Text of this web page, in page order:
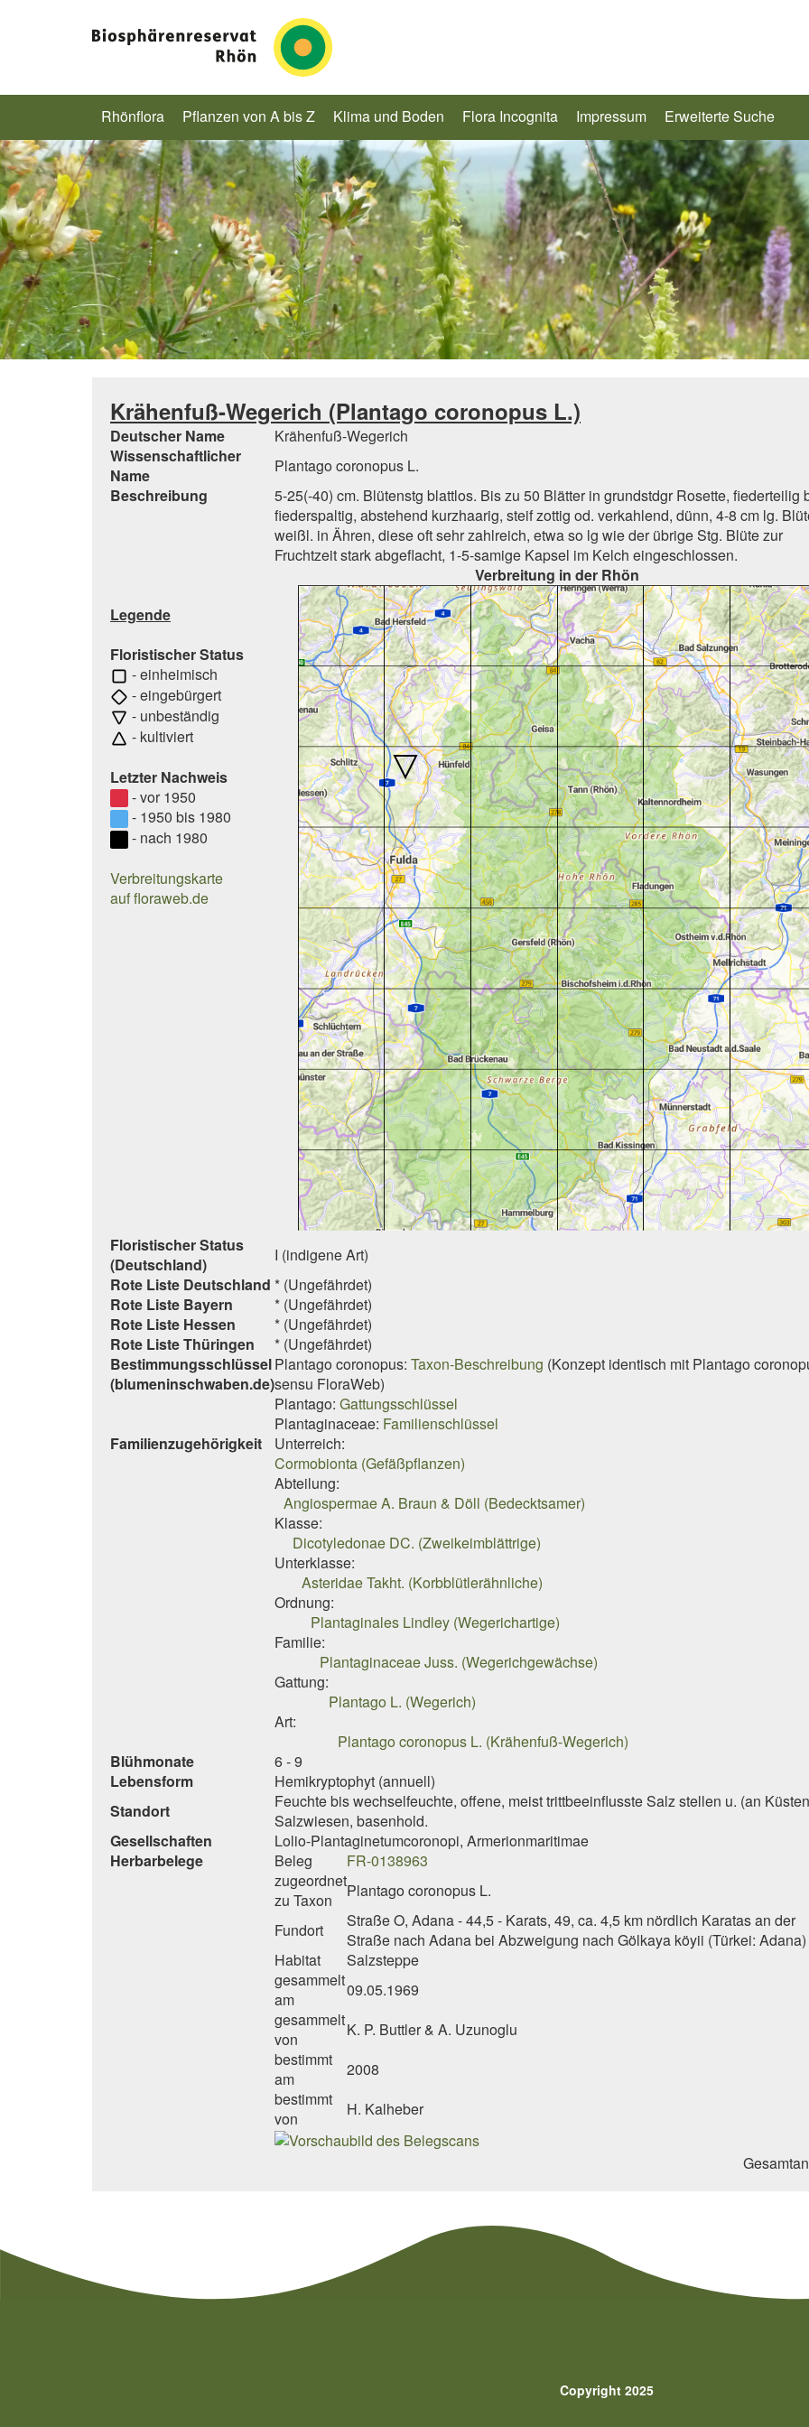
Rhönflora Pflanzen von A bis Z Klima und Boden Flora Incognita Impressum Erweiterte Suche
Krähenfuß-Wegerich (Plantago coronopus L.)
Deutscher Name
Krähenfuß-Wegerich
Wissenschaftlicher
Name
Plantago coronopus L.
Beschreibung
5-25(-40) cm. Blütenstg blattlos. Bis zu 50 Blätter in grundstdgr Rosette, fiederteilig
fiederspaltig, abstehend kurzhaarig, steif zottig od. verkahlend, dünn, 4-8 cm lg.
weißl. in Ähren, diese oft sehr zahlreich, etwa so lg wie der übrige Stg. Blüte zur
Fruchtzeit stark abgeflacht, 1-5-samige Kapsel im Kelch eingeschlossen.
Verbreitung in der Rhön
Legende
Floristischer Status
- einheimisch
- eingebürgert
- unbeständig
- kultiviert
Letzter Nachweis
- vor 1950
- 1950 bis 1980
- nach 1980
Verbreitungskarte
auf floraweb.de
Floristischer Status
(Deutschland)
I (indigene Art)
Rote Liste Deutschland * (Ungefährdet)
Rote Liste Bayern
* (Ungefährdet)
Rote Liste Hessen
* (Ungefährdet)
Rote Liste Thüringen
* (Ungefährdet)
Bestimmungsschlüssel
(blumeninschwaben.de)
Plantago coronopus: Taxon-Beschreibung (Konzept identisch mit Plantago
sensu FloraWeb)
Plantago: Gattungsschlüssel
Plantaginaceae: Familienschlüssel
Familienzugehörigkeit
Unterreich:
Cormobionta (Gefäßpflanzen)
Abteilung:
Angiospermae A. Braun & Döll (Bedecktsamer)
Klasse:
Dicotyledonae DC. (Zweikeimblättrige)
Unterklasse:
Asteridae Takht. (Korbblütlerähnliche)
Ordnung:
Plantaginales Lindley (Wegerichartige)
Familie:
Plantaginaceae Juss. (Wegerichgewächse)
Gattung:
Plantago L. (Wegerich)
Art:
Plantago coronopus L. (Krähenfuß-Wegerich)
Blühmonate
6 - 9
Lebensform
Hemikryptophyt (annuell)
Standort
Feuchte bis wechselfeuchte, offene, meist trittbeeinflusste Salz stellen u. (an
Salzwiesen, basenhold.
Gesellschaften
Lolio-Plantaginetumcoronopi, Armerionmaritimae
Herbarbelege
Beleg
FR-0138963
zugeordnet
zu Taxon
Plantago coronopus L.
Fundort
Straße O, Adana - 44,5 - Karats, 49, ca. 4,5 km nördlich Karatas an der
Straße nach Adana bei Abzweigung nach Gölkaya köyii (Türkei: Adana)
Habitat
Salzsteppe
gesammelt
am
09.05.1969
gesammelt
von
K. P. Buttler & A. Uzunoglu
bestimmt
am
2008
bestimmt
von
H. Kalheber
Copyright 2025